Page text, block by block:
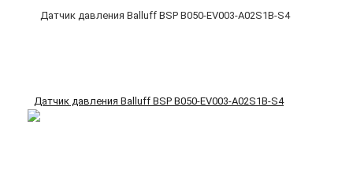
Датчик давления Balluff BSP B050-EV003-A02S1B-S4